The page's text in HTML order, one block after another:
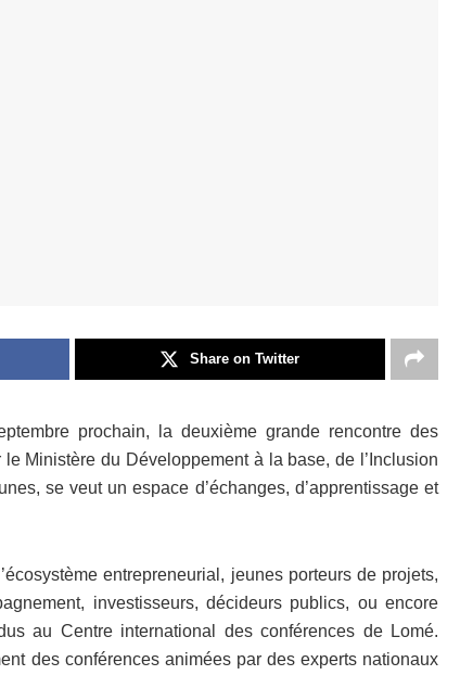
Share on Twitter
prochain, la deuxième grande rencontre des
Ministère du Développement à la base, de l’Inclusion
se veut un espace d’échanges, d’apprentissage et
entrepreneurial, jeunes porteurs de projets,
investisseurs, décideurs publics, ou encore
au Centre international des conférences de Lomé.
des conférences animées par des experts nationaux